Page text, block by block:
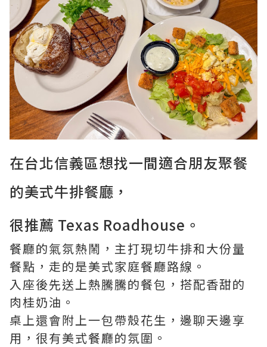
在台北信義區想找一間適合朋友聚餐
的美式牛排餐廳，
很推薦 Texas Roadhouse。
餐廳的氣氛熱鬧，主打現切牛排和大份量
餐點，走的是美式家庭餐廳路線。
入座後先送上熱騰騰的餐包，搭配香甜的
肉桂奶油。
桌上還會附上一包帶殼花生，邊聊天邊享
用，很有美式餐廳的氛圍。